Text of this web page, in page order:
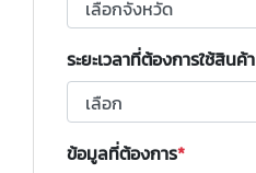
ระยะเวลาที่ต้องการใช้สินค้า
ข้อมูลที่ต้องการ